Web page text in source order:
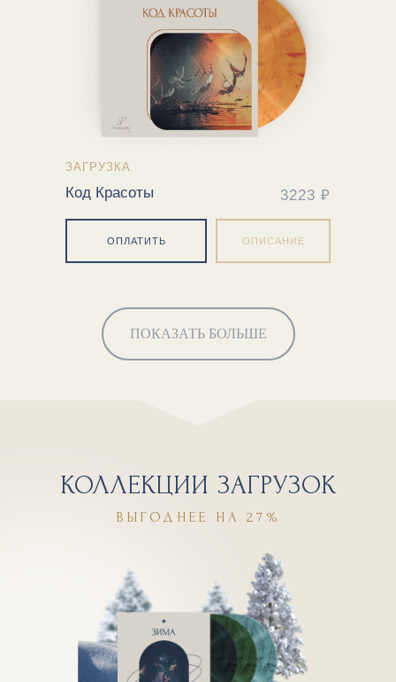
ЗАГРУЗКА
Код Красоты 3223 ₽
ОПЛАТИТЬ ОПИСАНИЕ
ПОКАЗАТЬ БОЛЬШЕ
ЗАГРУЗКА
Близость 3223 ₽
КОЛЛЕКЦИИ ЗАГРУЗОК
ВЫГОДНЕЕ НА 27%